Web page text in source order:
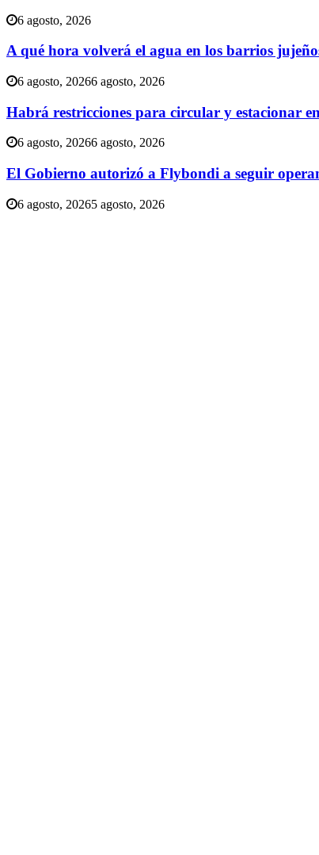
6 agosto, 2026
A qué hora volverá el agua en los barrios
6 agosto, 20266 agosto, 2026
Habrá restricciones para circular y estacionar
6 agosto, 20266 agosto, 2026
El Gobierno autorizó a Flybondi a seguir
6 agosto, 20265 agosto, 2026